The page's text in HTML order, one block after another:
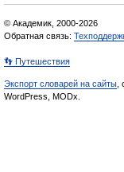
© Академик, 2000-2026
Обратная связь:
👣 Путешествия
Экспорт словарей на сайты
WordPress, MODx.